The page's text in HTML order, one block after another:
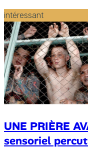
intéressant
UNE PRIÈRE
sensoriel